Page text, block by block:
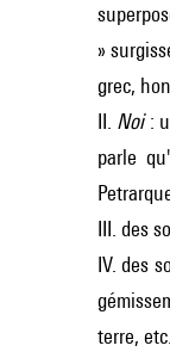
»
grec,
II. Noi:
parle
III. des
IV. des
terre, etc...